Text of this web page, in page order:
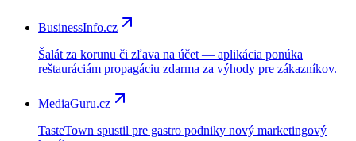
BusinessInfo.cz
Šalát za korunu či zľava na účet — aplikácia ponúka
reštauráciám propagáciu zdarma za výhody pre zákazníkov.
MediaGuru.cz
TasteTown spustil pre gastro podniky nový marketingový